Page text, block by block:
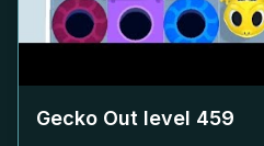
Gecko Out level 459